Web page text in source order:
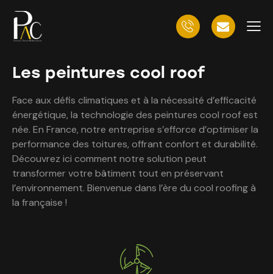
Les peintures cool roof
Face aux défis climatiques et à la nécessité d’efficacité
énergétique, la technologie des peintures cool roof est
née. En France, notre entreprise s’efforce d’optimiser la
performance des toitures, offrant confort et durabilité.
Découvrez ici comment notre solution peut
transformer votre bâtiment tout en préservant
l’environnement. Bienvenue dans l’ère du cool roofing à
la française !